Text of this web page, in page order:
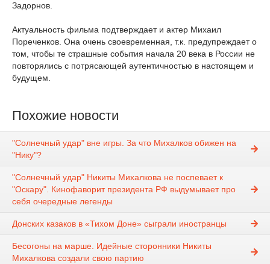
Задорнов.
Актуальность фильма подтверждает и актер Михаил
Пореченков. Она очень своевременная, т.к. предупреждает о
том, чтобы те страшные события начала 20 века в России не
повторялись с потрясающей аутентичностью в настоящем и
будущем.
Похожие новости
"Солнечный удар" вне игры. За что Михалков обижен на
"Нику"?
"Солнечный удар" Никиты Михалкова не поспевает к
"Оскару". Кинофаворит президента РФ выдумывает про
себя очередные легенды
Донских казаков в «Тихом Доне» сыграли иностранцы
Бесогоны на марше. Идейные сторонники Никиты
Михалкова создали свою партию